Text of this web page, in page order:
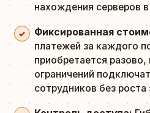
нахождения серверов
Фиксированная
платежей за каждого
приобретается разово,
ограничений
сотрудников без роста